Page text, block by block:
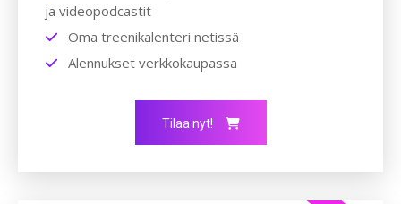
ja videopodcastit
Oma treenikalenteri netissä
Alennukset verkkokaupassa
Tilaa nyt!